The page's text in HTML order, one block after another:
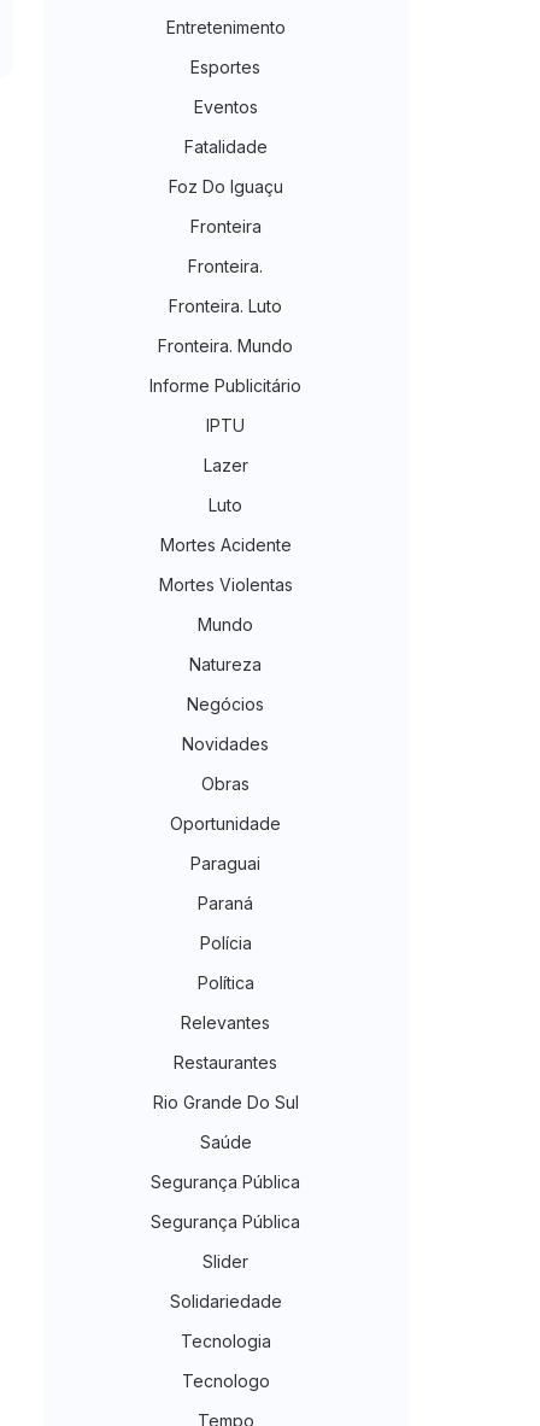
Entretenimento
Esportes
Eventos
Fatalidade
Foz Do Iguaçu
Fronteira
Fronteira.
Fronteira. Luto
Fronteira. Mundo
Informe Publicitário
IPTU
Lazer
Luto
Mortes Acidente
Mortes Violentas
Mundo
Natureza
Negócios
Novidades
Obras
Oportunidade
Paraguai
Paraná
Polícia
Política
Relevantes
Restaurantes
Rio Grande Do Sul
Saúde
Segurança Pública
Segurança Pública
Slider
Solidariedade
Tecnologia
Tecnologo
Tempo